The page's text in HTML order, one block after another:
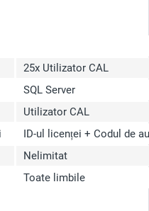
25x Utilizator CAL
SQL Server
Utilizator CAL
ID-ul licenței + Codul de
Nelimitat
Toate limbile